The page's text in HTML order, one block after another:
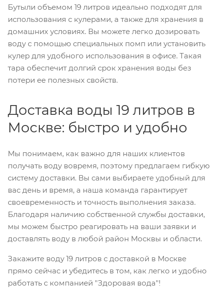
Бутыли объемом 19 литров идеально подходят для
использования с кулерами, а также для хранения в
домашних условиях. Вы можете легко дозировать
воду с помощью специальных помп или установить
кулер для удобного использования в офисе. Такая
тара обеспечит долгий срок хранения воды без
потери ее полезных свойств.
Доставка воды 19 литров в
Москве: быстро и удобно
Мы понимаем, как важно для наших клиентов
получать воду вовремя, поэтому предлагаем гибкую
систему доставки. Вы сами выбираете удобный для
вас день и время, а наша команда гарантирует
своевременность и точность выполнения заказа.
Благодаря наличию собственной службы доставки,
мы можем быстро реагировать на ваши заявки и
доставлять воду в любой район Москвы и области.
Закажите воду 19 литров с доставкой в Москве
прямо сейчас и убедитесь в том, как легко и удобно
работать с компанией "Здоровая вода"!